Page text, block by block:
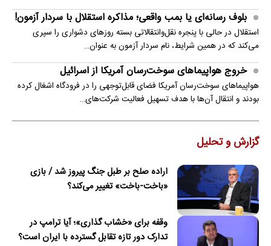
بلوف رسانه‌ای یا بمب واقعی؛ مذاکره استقلال با سردار آزمون!
استقلال در حالی با پنجره نقل‌وانتقالاتی بسته روزهای دشواری را سپری
می‌کند که در همین شرایط، نام سردار آزمون به عنوان…
خروج هواپیماهای سوخت‌رسان آمریکا از اسرائیل
هواپیماهای سوخت‌رسان آمریکا فضای قابل‌توجهی را در فرودگاه اشغال کرده
بودند و انتقال آن‌ها با هدف تسهیل فعالیت شرکت‌های…
گزارش و تحلیل
اراده صلح بر طبل جنگ پیروز شد / بازی
«باخت-باخت» تغییر می‌کند؟
وقفه برای «خشاب گذاری»؛ آیا ترامپ در
تدارک دور تازه تقابل گسترده با ایران است؟